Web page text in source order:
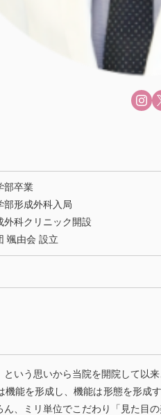
部卒業
部形成外科入局
外科クリニック開設
颯由会 設立
という思いから当院を開院して以
能を形成し、機能は形態を形
、ミリ単位でこだわり「見た目